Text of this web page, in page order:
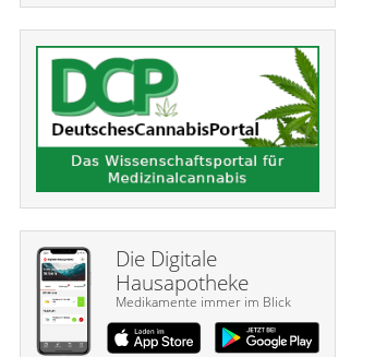
Die Digitale
Hausapotheke
Medikamente immer im Blick